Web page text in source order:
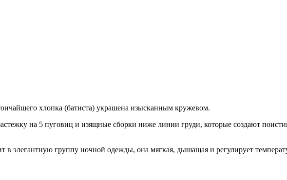
хлопка (батиста) украшена изысканным кружевом.
на 5 пуговиц и изящные сборки ниже линии груди, которые создают
в элегантную группу ночной одежды, она мягкая, дышащая и регулирует